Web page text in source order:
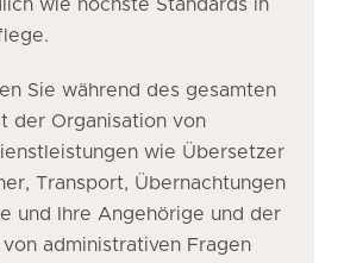
wie höchste Standards in
Sie während des gesamten
der Organisation von
wie Übersetzer
Transport, Übernachtungen
und Ihre Angehörige und der
administrativen Fragen